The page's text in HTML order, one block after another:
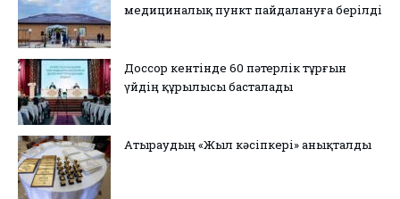
медициналық пункт пайдалануға берілді
Доссор кентінде 60 пәтерлік тұрғын
үйдің құрылысы басталады
Атыраудың «Жыл кәсіпкері» анықталды